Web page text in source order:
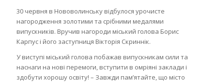
30 червня в Нововолинську відбулося урочисте
нагородження золотими та срібними медалями
випускників. Вручив нагороди міський голова Борис
Карпус і його заступниця Вікторія Скриннік.
У виступі міський голова побажав випускникам сили та
наснаги на нові перемоги, вступити в омріяні заклади і
здобути хорошу освіту! – Завжди пам’ятайте, що місто